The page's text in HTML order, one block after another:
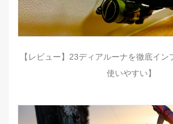
【レビュー】23ディアルーナを徹底イン
使いやすい】